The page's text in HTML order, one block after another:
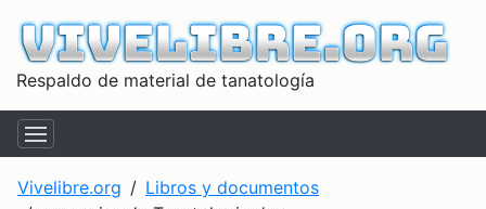
Respaldo de material de tanatología
Vivelibre.org
Libros y documentos